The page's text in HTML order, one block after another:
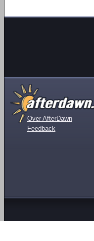
Over AfterDawn
Feedback